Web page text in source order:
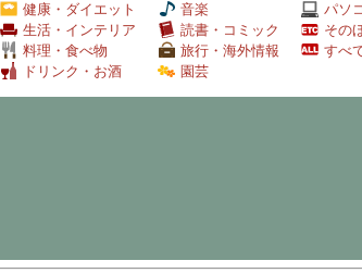
健康・ダイエット
生活・インテリア
料理・食べ物
ドリンク・お酒
音楽
読書・コミック
旅行・海外情報
園芸
パソ
その
すべ